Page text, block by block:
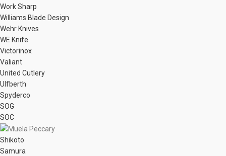
Work Sharp
Williams Blade Design
Wehr Knives
WE Knife
Victorinox
Valiant
United Cutlery
Ulfberth
Spyderco
SOG
SOC
Shikoto
Samura